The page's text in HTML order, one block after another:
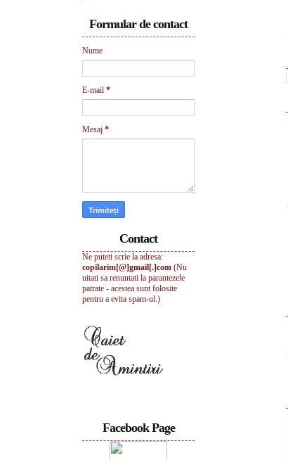
Formular de contact
Nume
E-mail *
Mesaj *
Contact
Ne puteti scrie la adresa:
copilarim[@]gmail[.]com (Nu
uitati sa renuntati la parantezele
patrate - acestea sunt folosite
pentru a evita spam-ul.)
Facebook Page